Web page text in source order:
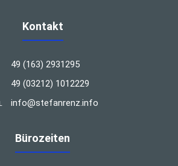
Kontakt
49 (163) 2931295
49 (03212) 1012229
info@stefanrenz.info
Bürozeiten